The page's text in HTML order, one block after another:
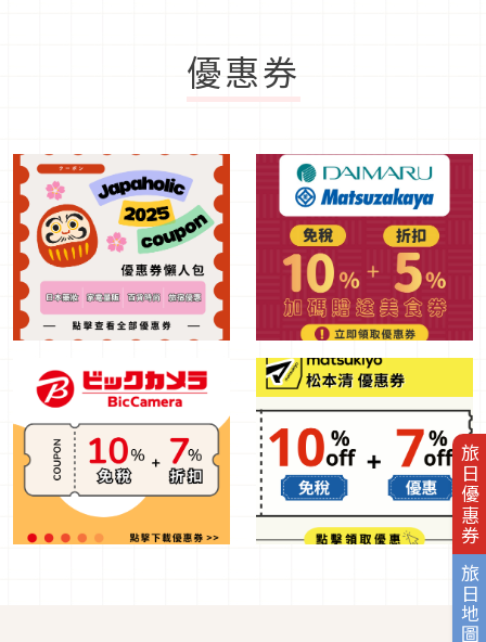
旅日優惠券
旅日地圖
優惠券